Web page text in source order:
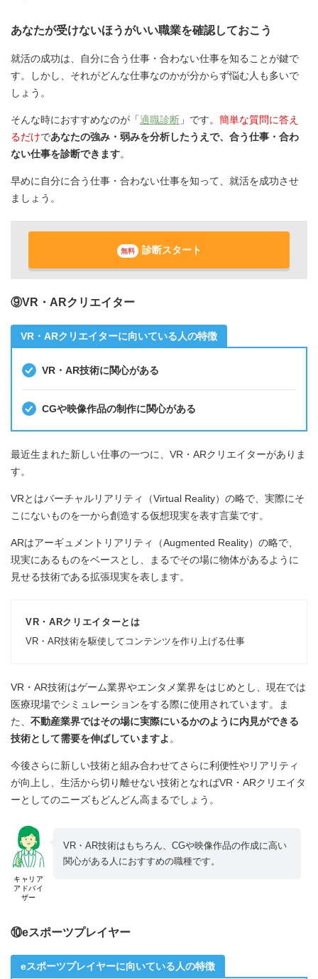
あなたが受けないほうがいい職業を確認しておこう
就活の成功は、自分に合う仕事・合わない仕事を知ることが鍵で
す。しかし、それがどんな仕事なのかが分からず悩む人も多いで
しょう。
そんな時におすすめなのが「適職診断 」です。 簡単な質問に答え
るだけであなたの強み・弱みを分析したうえで、合う仕事・合わ
ない仕事を診断できます。
早めに自分に合う仕事・合わない仕事を知って、就活を成功させ
ましょう。
無料 診断スタート
⑨VR・ARクリエイター
VR・ARクリエイターに向いている人の特徴
VR・AR技術に関心がある
CGや映像作品の制作に関心がある
最近生まれた新しい仕事の一つに、VR・ARクリエイターがありま
す。
VRとはバーチャルリアリティ（Virtual Reality）の略で、実際にそ
こにないものを一から創造する仮想現実を表す言葉です。
ARはアーギュメントリアリティ（Augmented Reality）の略で、
現実にあるものをベースとし、まるでその場に物体があるように
見せる技術である拡張現実を表します。
VR・ARクリエイターとは
VR・AR技術を駆使してコンテンツを作り上げる仕事
VR・AR技術はゲーム業界やエンタメ業界をはじめとし、現在では
医療現場でシミュレーションをする際に使用されています。ま
た、 不動産業界ではその場に実際にいるかのように内見ができる
技術として需要を伸ばしていますよ 。
今後さらに新しい技術と組み合わせてさらに利便性やリアリティ
が向上し、生活から切り離せない技術となればVR・ARクリエイタ
ーとしてのニーズもどんどん高まるでしょう。
キャリア
アドバイ
ザー
VR・AR技術はもちろん、CGや映像作品の作成に高い
関心がある人におすすめの職種です。
⑩eスポーツプレイヤー
eスポーツプレイヤーに向いている人の特徴